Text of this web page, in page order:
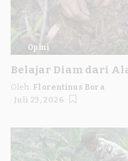
Opini
Belajar Diam dari
Posted
by
Oleh: Florentinus Bora
Juli 23, 2026